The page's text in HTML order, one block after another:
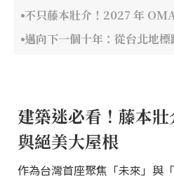
不只藤本壯介！2027 年
邁向下一個十年：從台北地
建築迷必看！藤本壯
與絕美大屋根
作為台灣首座聚焦「未來」與